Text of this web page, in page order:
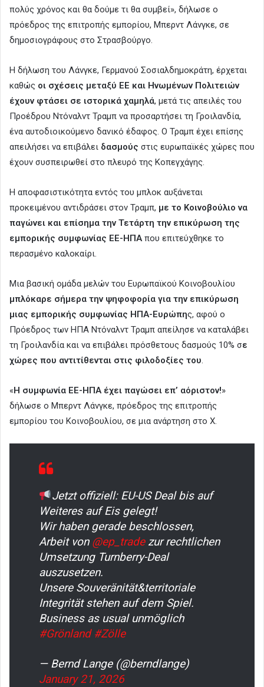
πολύς χρόνος και θα δούμε τι θα συμβεί», δήλωσε ο
πρόεδρος της επιτροπής εμπορίου, Μπερντ Λάνγκε, σε
δημοσιογράφους στο Στρασβούργο.
Η δήλωση του Λάνγκε, Γερμανού Σοσιαλδημοκράτη, έρχεται
καθώς οι σχέσεις μεταξύ ΕΕ και Ηνωμένων Πολιτειών
έχουν φτάσει σε ιστορικά χαμηλά, μετά τις απειλές του
Προέδρου Ντόναλντ Τραμπ να προσαρτήσει τη Γροιλανδία,
ένα αυτοδιοικούμενο δανικό έδαφος. Ο Τραμπ έχει επίσης
απειλήσει να επιβάλει δασμούς στις ευρωπαϊκές χώρες που
έχουν συσπειρωθεί στο πλευρό της Κοπεγχάγης.
Η αποφασιστικότητα εντός του μπλοκ αυξάνεται
προκειμένου αντιδράσει στον Τραμπ, με το Κοινοβούλιο να
παγώνει και επίσημα την Τετάρτη την επικύρωση της
εμπορικής συμφωνίας ΕΕ-ΗΠΑ που επιτεύχθηκε το
περασμένο καλοκαίρι.
Μια βασική ομάδα μελών του Ευρωπαϊκού Κοινοβουλίου
μπλόκαρε σήμερα την ψηφοφορία για την επικύρωση
μιας εμπορικής συμφωνίας ΗΠΑ-Ευρώπης, αφού ο
Πρόεδρος των ΗΠΑ Ντόναλντ Τραμπ απείλησε να καταλάβει
τη Γροιλανδία και να επιβάλει πρόσθετους δασμούς 10% σε
χώρες που αντιτίθενται στις φιλοδοξίες του.
«Η συμφωνία ΕΕ-ΗΠΑ έχει παγώσει επ’ αόριστον!»
δήλωσε ο Μπερντ Λάνγκε, πρόεδρος της επιτροπής
εμπορίου του Κοινοβουλίου, σε μια ανάρτηση στο X.
Jetzt offiziell: EU-US Deal bis auf
Weiteres auf Eis gelegt!
Wir haben gerade beschlossen,
Arbeit von @ep_tradezur rechtlichen
Umsetzung Turnberry-Deal
auszusetzen.
Unsere Souveränität&territoriale
Integrität stehen auf dem Spiel.
Business as usual unmöglich
#Grönland #Zölle
— Bernd Lange (@berndlange)
January 21, 2026